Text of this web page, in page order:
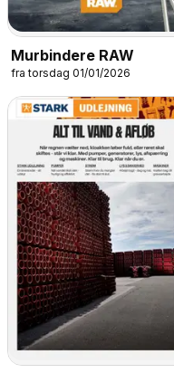
Murbindere RAW
fra torsdag 01/01/2026